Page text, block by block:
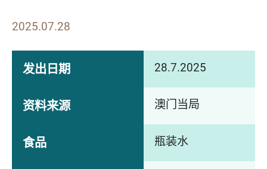
2025.07.28
发出日期 28.7.2025
资料来源 澳门当局
食品 瓶装水